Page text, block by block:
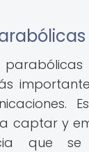
captar y
que